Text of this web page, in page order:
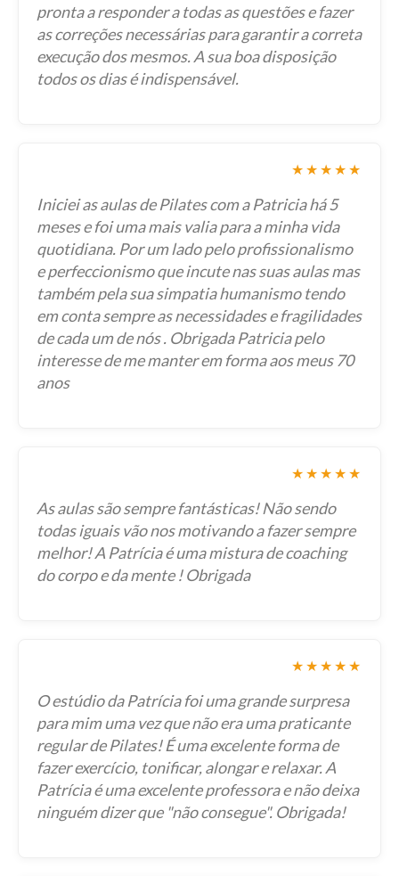
pronta a responder a todas as questões e fazer
as correções necessárias para garantir a correta
execução dos mesmos. A sua boa disposição
todos os dias é indispensável.
★★★★★
Iniciei as aulas de Pilates com a Patricia há 5
meses e foi uma mais valia para a minha vida
quotidiana. Por um lado pelo profissionalismo
e perfeccionismo que incute nas suas aulas mas
também pela sua simpatia humanismo tendo
em conta sempre as necessidades e fragilidades
de cada um de nós . Obrigada Patricia pelo
interesse de me manter em forma aos meus 70
anos
★★★★★
As aulas são sempre fantásticas! Não sendo
todas iguais vão nos motivando a fazer sempre
melhor! A Patrícia é uma mistura de coaching
do corpo e da mente ! Obrigada
★★★★★
O estúdio da Patrícia foi uma grande surpresa
para mim uma vez que não era uma praticante
regular de Pilates! É uma excelente forma de
fazer exercício, tonificar, alongar e relaxar. A
Patrícia é uma excelente professora e não deixa
ninguém dizer que "não consegue". Obrigada!